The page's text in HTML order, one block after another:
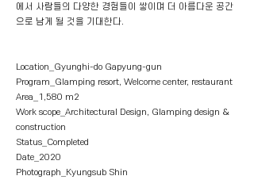
에서 사람들의 다양한 경험들이 쌓이며 더 아름다운 공간
으로 남게 될 것을 기대한다.
Location_Gyunghi-do Gapyung-gun
Program_Glamping resort, Welcome center, restaurant
Area_1,580 m2
Work scope_Architectural Design, Glamping design &
construction
Status_Completed
Date_2020
Photograph_Kyungsub Shin